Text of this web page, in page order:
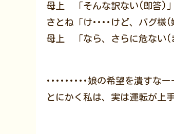
母上 「そんな訳ない(即答)」
さとね「け････けど、パグ様
母上 「なら、さらに危ない(
･････････娘の希望を潰す
とにかく私は、実は運転が